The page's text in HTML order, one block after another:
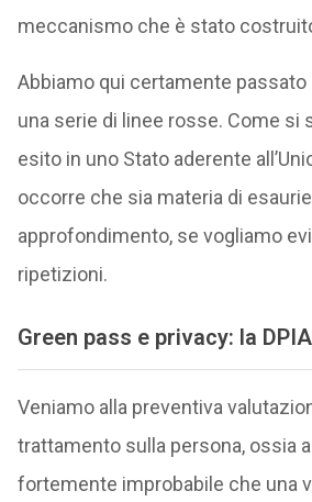
meccanismo che è stato
Abbiamo qui certamente passato
una serie di linee rosse. Come si
esito in uno Stato aderente
occorre che sia materia di
approfondimento, se vogliamo
ripetizioni.
Green pass e privacy: la DPIA
Veniamo alla preventiva
trattamento sulla persona, ossia
fortemente improbabile che una